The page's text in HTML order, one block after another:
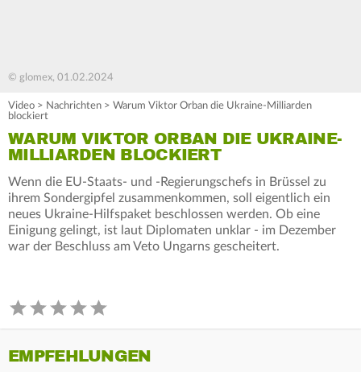
© glomex, 01.02.2024
Video > Nachrichten > Warum Viktor Orban die Ukraine-Milliarden
blockiert
WARUM VIKTOR ORBAN DIE UKRAINE-
MILLIARDEN BLOCKIERT
Wenn die EU-Staats- und -Regierungschefs in Brüssel zu
ihrem Sondergipfel zusammenkommen, soll eigentlich ein
neues Ukraine-Hilfspaket beschlossen werden. Ob eine
Einigung gelingt, ist laut Diplomaten unklar - im Dezember
war der Beschluss am Veto Ungarns gescheitert.
EMPFEHLUNGEN